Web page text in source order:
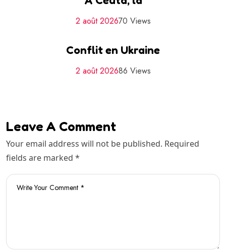
2 août 202670 Views
Conflit en Ukraine
2 août 202686 Views
Leave A Comment
Your email address will not be published. Required
fields are marked *